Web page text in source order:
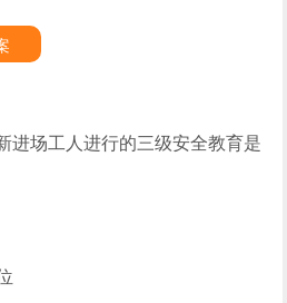
进场工人进行的三级安全教育是